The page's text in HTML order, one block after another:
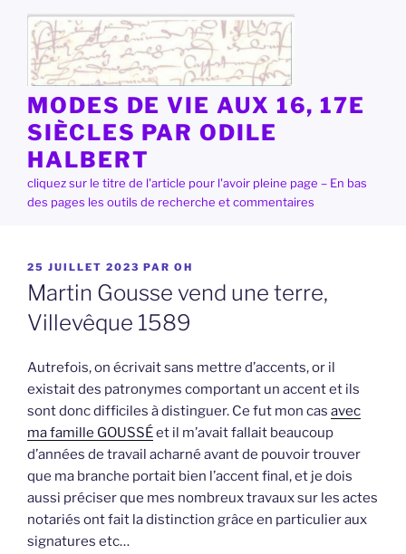
contenu
principal
MODES DE VIE AUX 16, 17E
SIÈCLES PAR ODILE
HALBERT
cliquez sur le titre de l'article pour l'avoir pleine page – En bas
des pages les outils de recherche et commentaires
PUBLIÉ
LE
25 JUILLET 2023 PAR OH
Martin Gousse vend une terre,
Villevêque 1589
Autrefois, on écrivait sans mettre d’accents, or il
existait des patronymes comportant un accent et ils
sont donc difficiles à distinguer. Ce fut mon cas avec
ma famille GOUSSÉet il m’avait fallait beaucoup
d’années de travail acharné avant de pouvoir trouver
que ma branche portait bien l’accent final, et je dois
aussi préciser que mes nombreux travaux sur les actes
notariés ont fait la distinction grâce en particulier aux
signatures etc…